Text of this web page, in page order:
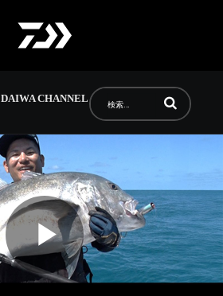
DAIWA CHANNEL 動画の検索語句
Play